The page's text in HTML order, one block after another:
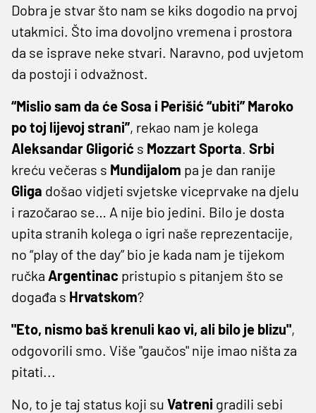
Dobra je stvar što nam se kiks dogodio na prvoj
utakmici. Što ima dovoljno vremena i prostora
da se isprave neke stvari. Naravno, pod uvjetom
da postoji i odvažnost.
“Mislio sam da će Sosa i Perišić “ubiti” Maroko
po toj lijevoj strani”, rekao nam je kolega
Aleksandar Gligorić s Mozzart Sporta. Srbi
kreću večeras s Mundijalom pa je dan ranije
Gliga došao vidjeti svjetske viceprvake na djelu
i razočarao se… A nije bio jedini. Bilo je dosta
upita stranih kolega o igri naše reprezentacije,
no “play of the day” bio je kada nam je tijekom
ručka Argentinac pristupio s pitanjem što se
događa s Hrvatskom?
"Eto, nismo baš krenuli kao vi, ali bilo je blizu",
odgovorili smo. Više "gaučos" nije imao ništa za
pitati...
No, to je taj status koji su Vatreni gradili sebi